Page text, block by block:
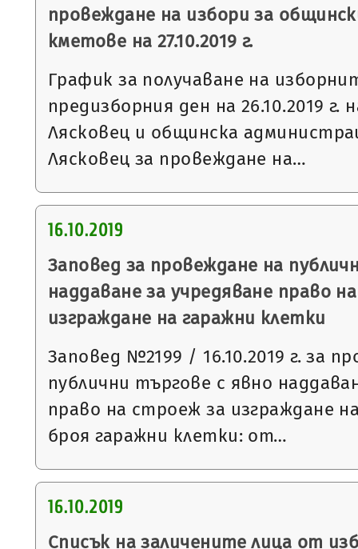
провеждане на избори за
кметове на 27.10.2019 г.
График за получаване на
предизборния ден на 26.10.2019
Лясковец и общинска
Лясковец за провеждане на…
16.10.2019
Заповед за провеждане на
наддаване за учредяване право
изграждане на гаражни клетки
Заповед №2199 / 16.10.2019 г. за
публични търгове с явно
право на строеж за изграждане
броя гаражни клетки: от…
16.10.2019
Списък на заличените лица от